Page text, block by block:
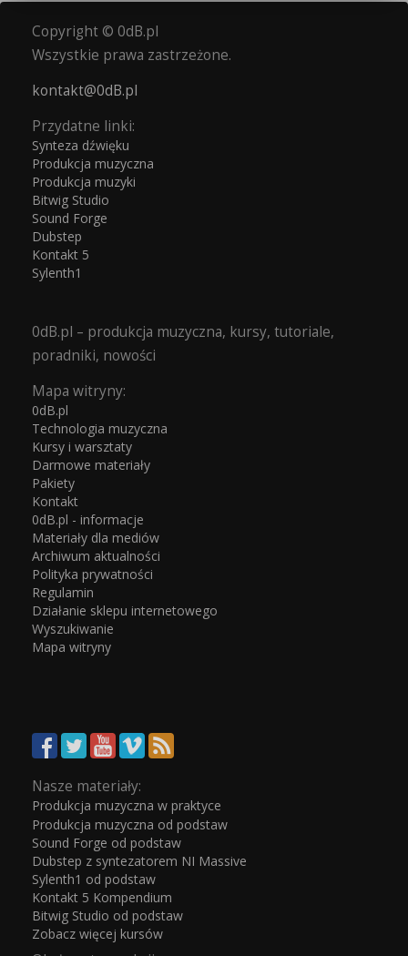
Copyright © 0dB.pl
Wszystkie prawa zastrzeżone.
kontakt@0dB.pl
Przydatne linki:
Synteza dźwięku
Produkcja muzyczna
Produkcja muzyki
Bitwig Studio
Sound Forge
Dubstep
Kontakt 5
Sylenth1
0dB.pl – produkcja muzyczna, kursy, tutoriale,
poradniki, nowości
Mapa witryny:
0dB.pl
Technologia muzyczna
Kursy i warsztaty
Darmowe materiały
Pakiety
Kontakt
0dB.pl - informacje
Materiały dla mediów
Archiwum aktualności
Polityka prywatności
Regulamin
Działanie sklepu internetowego
Wyszukiwanie
Mapa witryny
Nasze materiały:
Produkcja muzyczna w praktyce
Produkcja muzyczna od podstaw
Sound Forge od podstaw
Dubstep z syntezatorem NI Massive
Sylenth1 od podstaw
Kontakt 5 Kompendium
Bitwig Studio od podstaw
Zobacz więcej kursów